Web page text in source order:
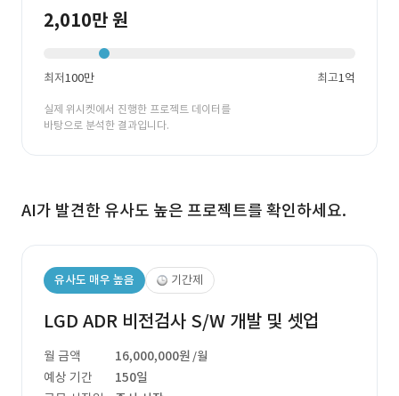
2,010만 원
최저100만 최고1억
실제 위시켓에서 진행한 프로젝트 데이터를
바탕으로 분석한 결과입니다.
AI가 발견한 유사도 높은 프로젝트를 확인하세요.
유사도 매우 높음 기간제
LGD ADR 비전검사 S/W 개발 및 셋업
월 금액 16,000,000원 /월
예상 기간
150일